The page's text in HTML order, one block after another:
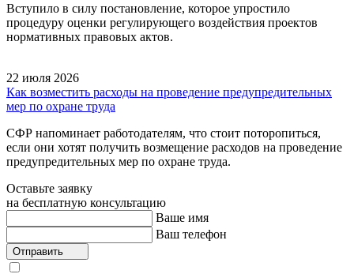
Вступило в силу постановление, которое упростило
процедуру оценки регулирующего воздействия проектов
нормативных правовых актов.
22 июля 2026
Как возместить расходы на проведение предупредительных
мер по охране труда
СФР напоминает работодателям, что стоит поторопиться,
если они хотят получить возмещение расходов на проведение
предупредительных мер по охране труда.
Оставьте заявку
на бесплатную консультацию
Ваше имя
Ваш телефон
Отправить